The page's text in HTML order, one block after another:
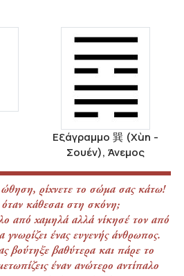
Εξάγραμμο 巽 (Χùn -
Σουέν), Άνεμος
ρίχνετε το σώμα σας κάτω!
κάθεσαι στη σκόνη;
από χαμηλά αλλά νίκησέ τον από
ένας ευγενής άνθρωπος.
βούτηξε βαθύτερα και πάρε το
έναν ανώτερο αντίπαλο